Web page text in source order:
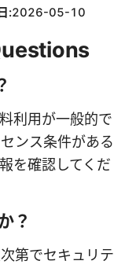
:2026-05-10
利用が一般的で
ンス条件がある
を確認してくだ
？
第でセキュリテ